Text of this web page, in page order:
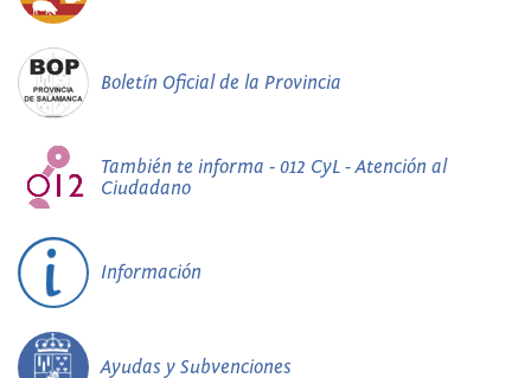
Boletín Oficial de la Provincia
También te informa - 012 CyL - Atención al
Ciudadano
Información
Ayudas y Subvenciones